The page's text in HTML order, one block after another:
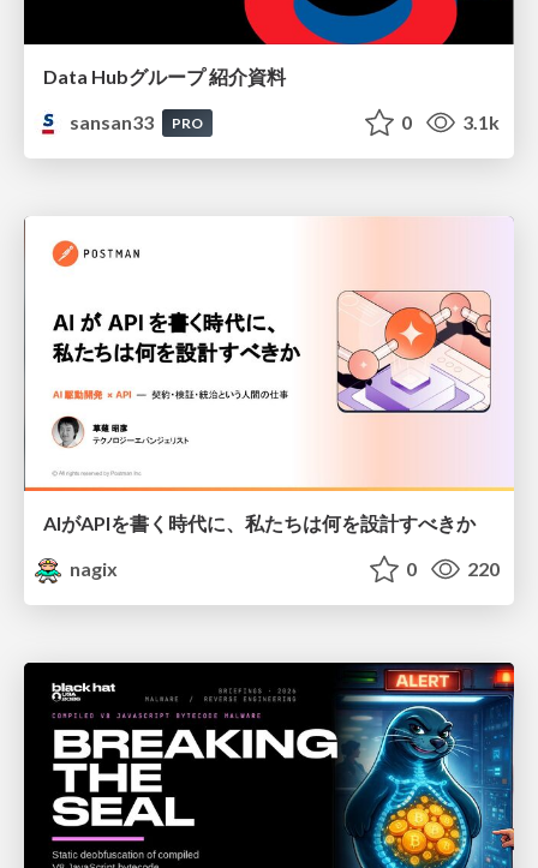
Data Hubグループ 紹介資料
sansan33
PRO 0 3.1k
AIがAPIを書く時代に、私たちは何を設計すべきか
nagix
0 220